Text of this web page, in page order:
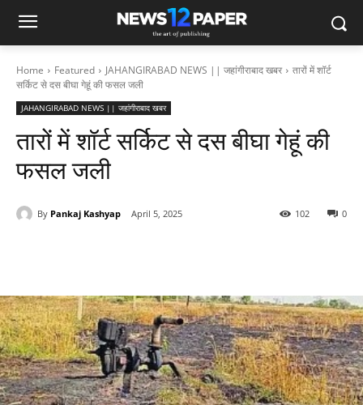
Home Featured JAHANGIRABAD NEWS || जहांगीराबाद खबर
तारों में शॉर्ट
सर्किट से दस बीघा गेहूं की फसल जली
JAHANGIRABAD NEWS || जहांगीराबाद खबर
तारों में शॉर्ट सर्किट से दस बीघा गेहूं की
फसल जली
By Pankaj Kashyap April 5, 2025 0
102